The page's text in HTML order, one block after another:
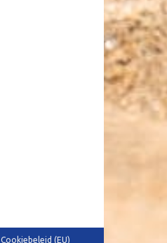
Cookiebeleid (EU)